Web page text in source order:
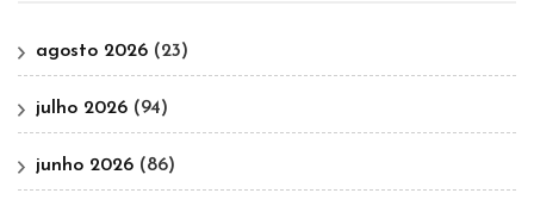
agosto 2026 (23)
julho 2026 (94)
junho 2026 (86)